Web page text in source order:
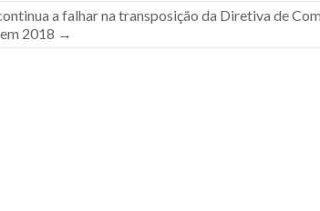
a falhar na transposição da Diretiva de
2018 →